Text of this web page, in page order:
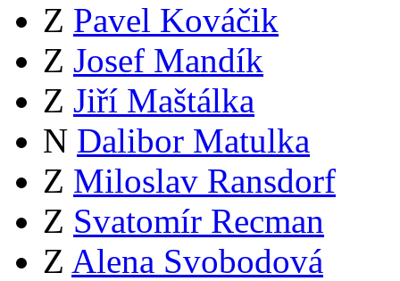
Z Pavel Kováčik
Z Josef Mandík
Z Jiří Maštálka
N Dalibor Matulka
Z Miloslav Ransdorf
Z Svatomír Recman
Z Alena Svobodová